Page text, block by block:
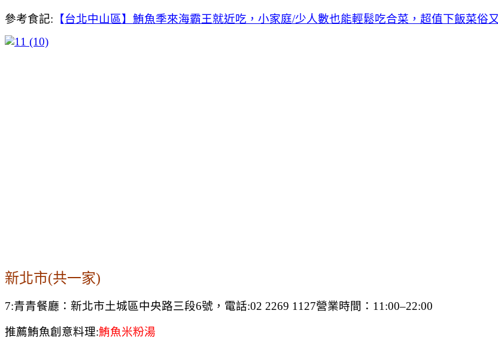
參考食記: 【台北中山區】鮪魚季來海霸王就近吃，小家庭/少人數也能輕鬆吃合菜，超值下飯菜俗
新北市(共一家)
7:青青餐廳：新北市土城區中央路三段6號，電話:02 2269 1127營業時間：11:00–22:00
推薦鮪魚創意料理:鮪魚米粉湯